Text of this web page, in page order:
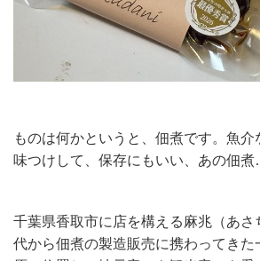
ものは何かというと、佃煮です。魚介
味つけして、保存にもいい、あの佃煮
千葉県香取市に店を構える麻兆（あさ
代から佃煮の製造販売に携わってきた